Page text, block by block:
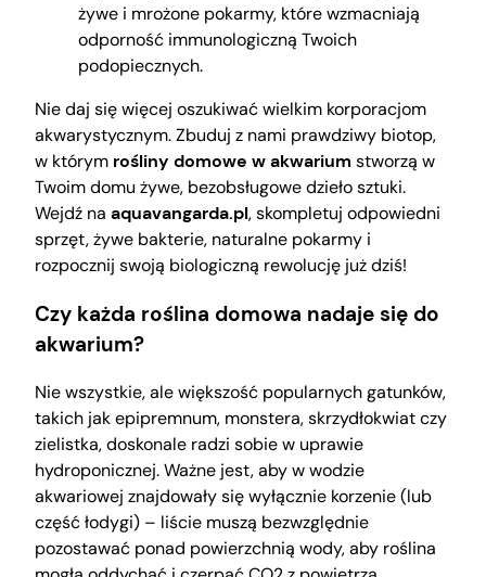
żywe i mrożone pokarmy, które wzmacniają
odporność immunologiczną Twoich
podopiecznych.
Nie daj się więcej oszukiwać wielkim korporacjom
akwarystycznym. Zbuduj z nami prawdziwy biotop,
w którym rośliny domowe w akwarium stworzą w
Twoim domu żywe, bezobsługowe dzieło sztuki.
Wejdź na aquavangarda.pl, skompletuj odpowiedni
sprzęt, żywe bakterie, naturalne pokarmy i
rozpocznij swoją biologiczną rewolucję już dziś!
Czy każda roślina domowa nadaje się do
akwarium?
Nie wszystkie, ale większość popularnych gatunków,
takich jak epipremnum, monstera, skrzydłokwiat czy
zielistka, doskonale radzi sobie w uprawie
hydroponicznej. Ważne jest, aby w wodzie
akwariowej znajdowały się wyłącznie korzenie (lub
część łodygi) – liście muszą bezwzględnie
pozostawać ponad powierzchnią wody, aby roślina